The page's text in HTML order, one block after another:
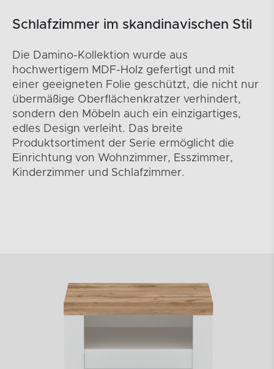
Schlafzimmer im skandinavischen Stil
Die Damino-Kollektion wurde aus
hochwertigem MDF-Holz gefertigt und mit
einer geeigneten Folie geschützt, die nicht nur
übermäßige Oberflächenkratzer verhindert,
sondern den Möbeln auch ein einzigartiges,
edles Design verleiht. Das breite
Produktsortiment der Serie ermöglicht die
Einrichtung von Wohnzimmer, Esszimmer,
Kinderzimmer und Schlafzimmer.